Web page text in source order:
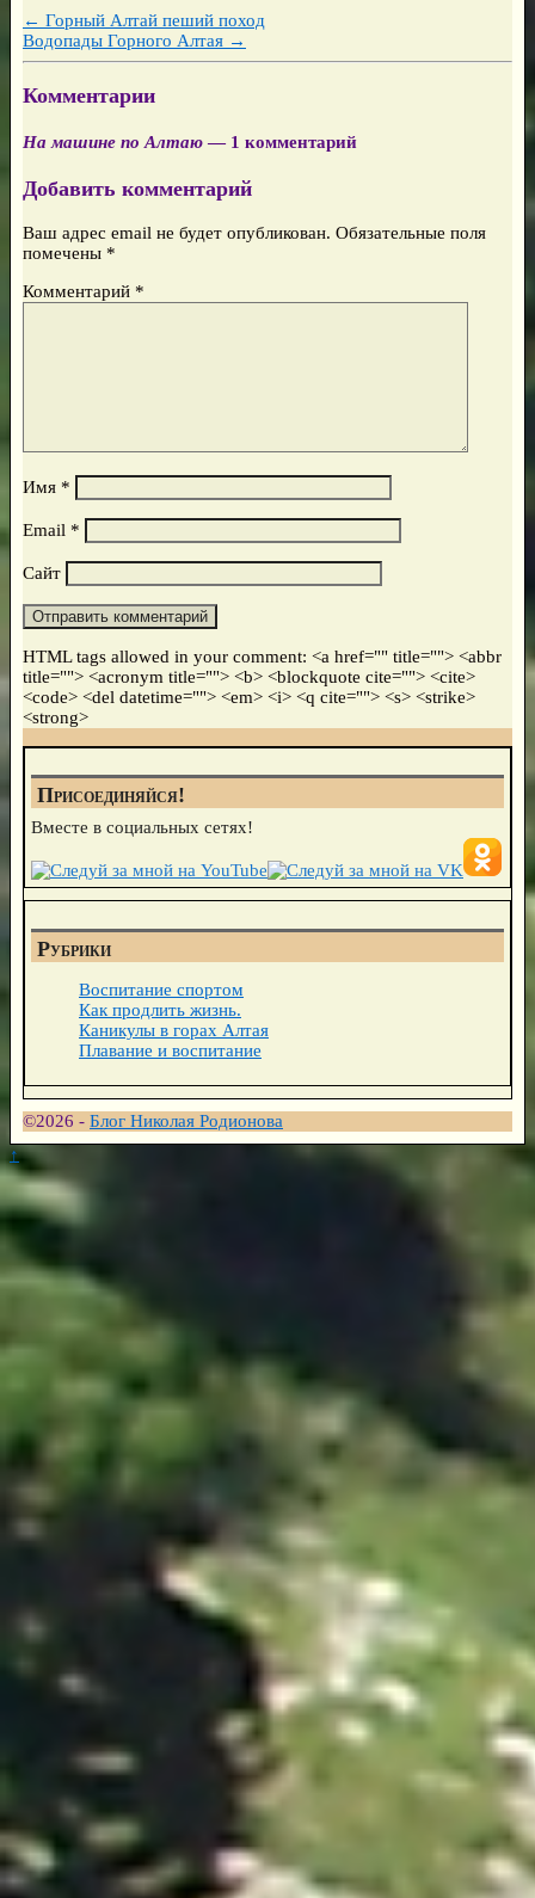
← Горный Алтай пеший поход
Водопады Горного Алтая →
Комментарии
На машине по Алтаю— 1 комментарий
Добавить комментарий
Ваш адрес email не будет опубликован. Обязательные поля
помечены *
Комментарий *
Имя *
Email *
Сайт
HTML tags allowed in your comment: <a href="" title=""> <abbr
title=""> <acronym title=""> <b> <blockquote cite=""> <cite>
<code> <del datetime=""> <em> <i> <q cite=""> <s> <strike>
<strong>
Присоединяйся!
Вместе в социальных сетях!
Рубрики
Воспитание спортом
Как продлить жизнь.
Каникулы в горах Алтая
Плавание и воспитание
©2026 - Блог Николая Родионова
↑